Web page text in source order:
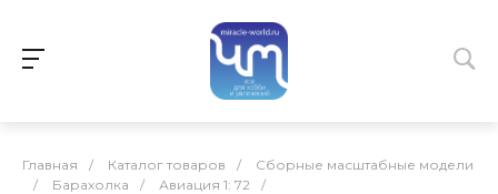
Главная / Каталог товаров /
Сборные масштабные модели
/
Барахолка / Авиация 1: 72
/